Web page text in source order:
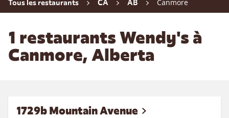
Tous les restaurants CA AB Canmore
1 restaurants Wendy's à
Canmore, Alberta
1729b Mountain Avenue